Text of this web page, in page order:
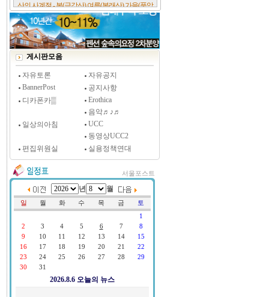
나라 금연정책 및 금연구역 확대 추이, 정부가 아
무리 더 해롭다고 사기를 쳐대도 피워 본 사람은
다 안다, 전자담배시장은 10년새 폭발적 증가세..
[시사저널 인터뷰] 윤방부 연세대 의대 명예교수,
"골초에게 전자담배를 허하라"
게시판모음
자유토론
자유공지
BannerPost
공지사항
디카폰카▒
Erothica
음악♬♪♬
일상의아침
UCC
동영상UCC2
편집위원실
실용정책연대
서울포스트